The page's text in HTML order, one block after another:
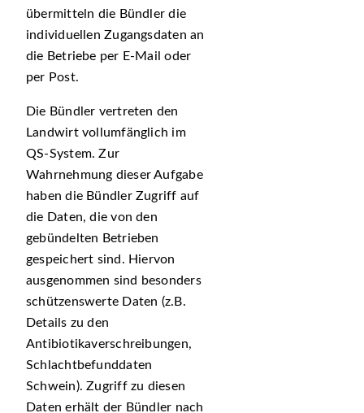
übermitteln die Bündler die
individuellen Zugangsdaten an
die Betriebe per E-Mail oder
per Post.
Die Bündler vertreten den
Landwirt vollumfänglich im
QS-System. Zur
Wahrnehmung dieser Aufgabe
haben die Bündler Zugriff auf
die Daten, die von den
gebündelten Betrieben
gespeichert sind. Hiervon
ausgenommen sind besonders
schützenswerte Daten (z.B.
Details zu den
Antibiotikaverschreibungen,
Schlachtbefunddaten
Schwein). Zugriff zu diesen
Daten erhält der Bündler nach